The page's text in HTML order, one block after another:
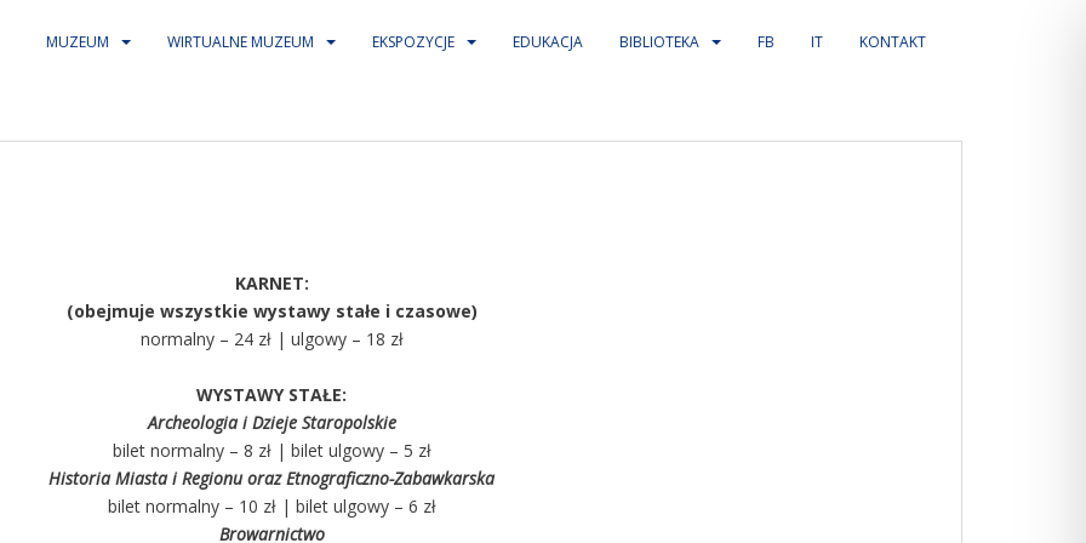
MUZEUM WIRTUALNE MUZEUM EKSPOZYCJE EDUKACJA BIBLIOTEKA FB IT KONTAKT
KARNET:
(obejmuje wszystkie wystawy stałe i czasowe)
normalny – 24 zł | ulgowy – 18 zł
WYSTAWY STAŁE:
Archeologia i Dzieje Staropolskie
bilet normalny – 8 zł | bilet ulgowy – 5 zł
Historia Miasta i Regionu oraz Etnograficzno-Zabawkarska
bilet normalny – 10 zł | bilet ulgowy – 6 zł
Browarnictwo